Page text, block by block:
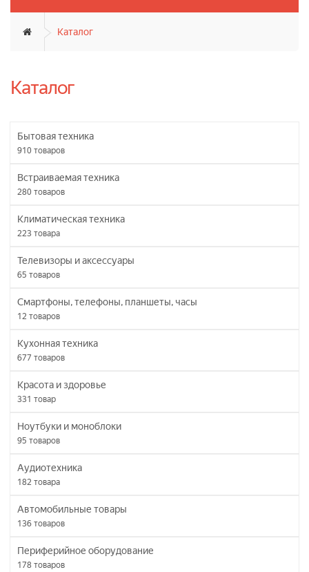
Каталог
Каталог
Бытовая техника
910 товаров
Встраиваемая техника
280 товаров
Климатическая техника
223 товара
Телевизоры и аксессуары
65 товаров
Смартфоны, телефоны, планшеты, часы
12 товаров
Кухонная техника
677 товаров
Красота и здоровье
331 товар
Ноутбуки и моноблоки
95 товаров
Аудиотехника
182 товара
Автомобильные товары
136 товаров
Периферийное оборудование
178 товаров